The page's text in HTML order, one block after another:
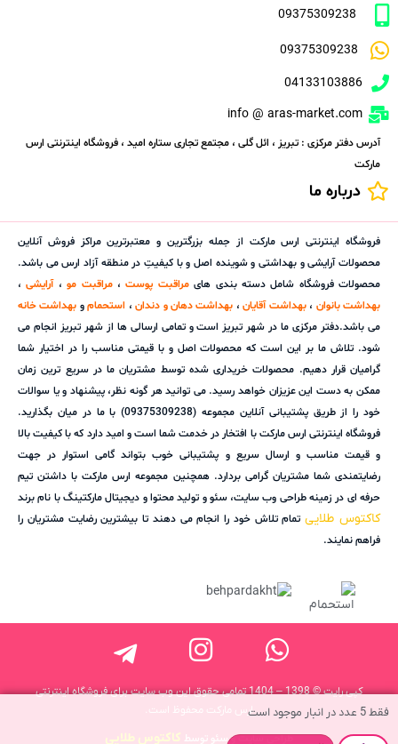
فقط 5 عدد در انبار موجود است
09375309238
09375309238
04133103886
info @ aras-market.com
آدرس دفتر مرکزی : تبریز ، ائل گلی ، مجتمع تجاری ستاره امید ، فروشگاه اینترنتی ارس
مارکت
درباره ما
فروشگاه اینترنتی ارس مارکت از جمله بزرگترین و معتبرترین مراکز فروش آنلاین
محصولات آرایشی و بهداشتی و شوینده اصل و با کیفیتِ در منطقه آزاد ارس می باشد.
محصولات فروشگاه شامل دسته بندی هایمراقبت پوست،مراقبت مو،آرایشی،
بهداشت بانوان ،بهداشت آقایان، بهداشت دهان و دندان، استحمامو بهداشت خانه
می باشد.دفتر مرکزی ما در شهر تبریز است و تمامی ارسالی ها از شهر تبریز انجام می
شود. تلاش ما بر این است که محصولات اصل و با قیمتی مناسب را در اختیار شما
گرامیان قرار دهیم. محصولات خریداری شده توسط مشتریان ما در سریع ترین زمان
ممکن به دست این عزیزان خواهد رسید. می توانید هر گونه نظر، پیشنهاد و یا سوالات
خود را از طریق پشتیبانی آنلاین مجموعه (09375309238) با ما در میان بگذارید.
فروشگاه اینترنتی ارس مارکت با افتخار در خدمت شما است و امید دارد که با کیفیت بالا
و قیمت مناسب و ارسال سریع و پشتیبانی خوب بتواند گامی استوار در جهت
رضایتمندی شما مشتریان گرامی بردارد. همچنین مجموعه ارس مارکت با داشتن تیم
حرفه ای در زمینه طراحی وب سایت، سئو و تولید محتوا و دیجیتال مارکتینگ با نام برند
کاکتوس طلاییتمام تلاش خود را انجام می دهند تا بیشترین رضایت مشتریان را
فراهم نمایند.
کپی رایت © 1398 – 1404 تمامی حقوق این وب سایت برای فروشگاه اینترنتی
ارس مارکت محفوظ است.
طراحی سایت و سئو توسط کاکتوس طلایی